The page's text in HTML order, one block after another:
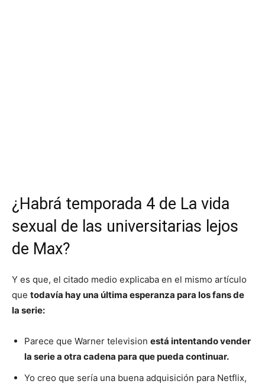
¿Habrá temporada 4 de La vida
sexual de las universitarias lejos
de Max?
Y es que, el citado medio explicaba en el mismo artículo
que todavía hay una última esperanza para los fans de
la serie:
Parece que Warner television está intentando vender
la serie a otra cadena para que pueda continuar.
Yo creo que sería una buena adquisición para Netflix,